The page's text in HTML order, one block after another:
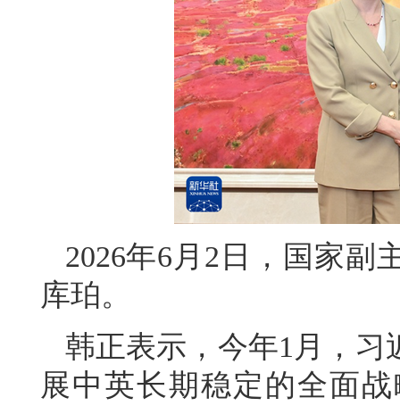
2026年6月2日，国家副
库珀。
韩正表示，今年1月，
展中英长期稳定的全面